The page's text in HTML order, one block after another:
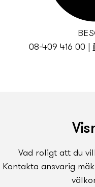
08-409 416 00
Vad roligt att du
Kontakta ansvarig